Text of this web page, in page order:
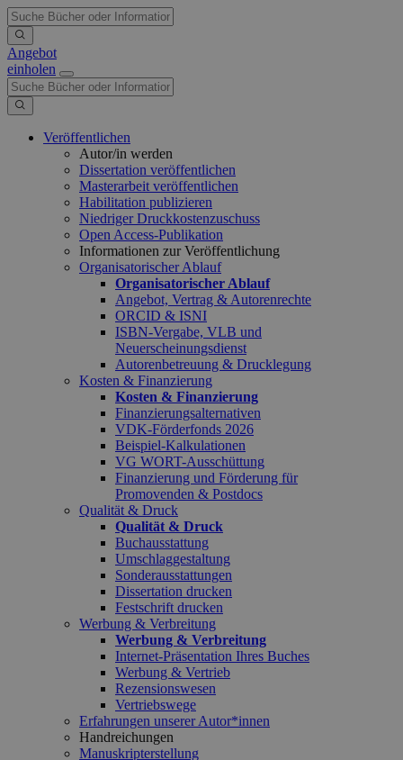
Angebot
einholen
Veröffentlichen
Autor/in werden
Dissertation veröffentlichen
Masterarbeit veröffentlichen
Habilitation publizieren
Niedriger Druckkostenzuschuss
Open Access-Publikation
Informationen zur Veröffentlichung
Organisatorischer Ablauf
Organisatorischer Ablauf
Angebot, Vertrag & Autorenrechte
ORCID & ISNI
ISBN-Vergabe, VLB und
Neuerscheinungsdienst
Autorenbetreuung & Drucklegung
Kosten & Finanzierung
Kosten & Finanzierung
Finanzierungsalternativen
VDK-Förderfonds 2026
Beispiel-Kalkulationen
VG WORT-Ausschüttung
Finanzierung und Förderung für
Promovenden & Postdocs
Qualität & Druck
Qualität & Druck
Buchausstattung
Umschlaggestaltung
Sonderausstattungen
Dissertation drucken
Festschrift drucken
Werbung & Verbreitung
Werbung & Verbreitung
Internet-Präsentation Ihres Buches
Werbung & Vertrieb
Rezensionswesen
Vertriebswege
Erfahrungen unserer Autor*innen
Handreichungen
Manuskripterstellung